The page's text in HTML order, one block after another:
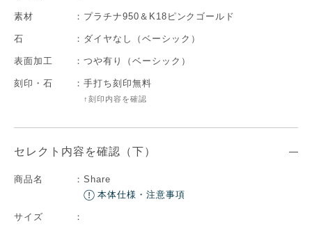
素材 ： プラチナ950＆K18ピンクゴールド
石 ： ダイヤなし（ベーシック）
表面加工 ： つや有り（ベーシック）
刻印・石 ： 手打ち刻印無料
↑刻印内容を確認
セレクト内容を確認（下）
商品名 ： Share
本体仕様・注意事項
サイズ ：